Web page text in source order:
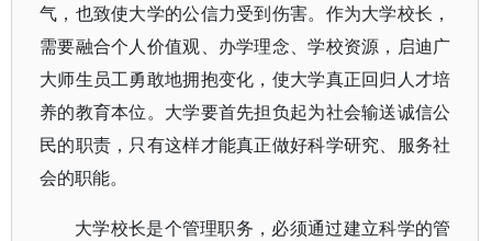
气，也致使大学的公信力受到伤害。作为大学校长，
需要融合个人价值观、办学理念、学校资源，启迪广
大师生员工勇敢地拥抱变化，使大学真正回归人才培
养的教育本位。大学要首先担负起为社会输送诚信公
民的职责，只有这样才能真正做好科学研究、服务社
会的职能。
大学校长是个管理职务，必须通过建立科学的管